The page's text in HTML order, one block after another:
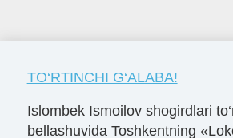
TO‘RTINCHI G‘ALABA!
Islombek Ismoilov shogirdlari
bellashuvida Toshkentning